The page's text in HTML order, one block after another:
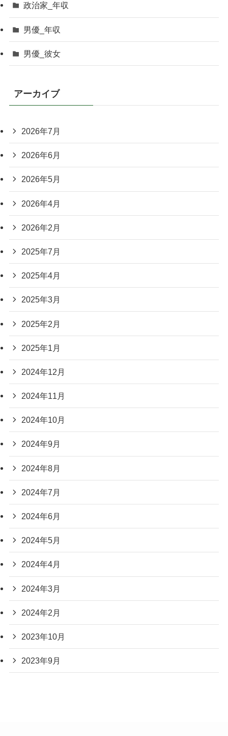
政治家_年収
男優_年収
男優_彼女
アーカイブ
2026年7月
2026年6月
2026年5月
2026年4月
2026年2月
2025年7月
2025年4月
2025年3月
2025年2月
2025年1月
2024年12月
2024年11月
2024年10月
2024年9月
2024年8月
2024年7月
2024年6月
2024年5月
2024年4月
2024年3月
2024年2月
2023年10月
2023年9月